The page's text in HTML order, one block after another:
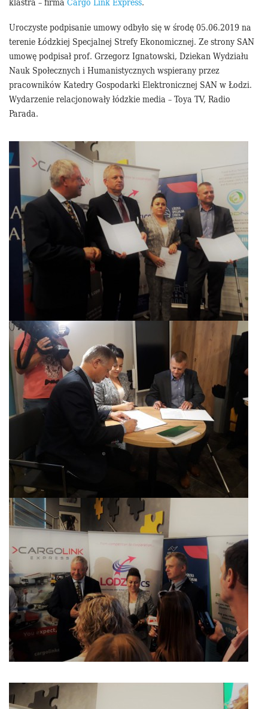
Uroczyste podpisanie umowy odbyło się w środę 05.06.2019 na
terenie Łódzkiej Specjalnej Strefy Ekonomicznej. Ze strony SAN
umowę podpisał prof. Grzegorz Ignatowski, Dziekan Wydziału
Nauk Społecznych i Humanistycznych wspierany przez
pracowników Katedry Gospodarki Elektronicznej SAN w Łodzi.
Wydarzenie relacjonowały łódzkie media – Toya TV, Radio
Parada.